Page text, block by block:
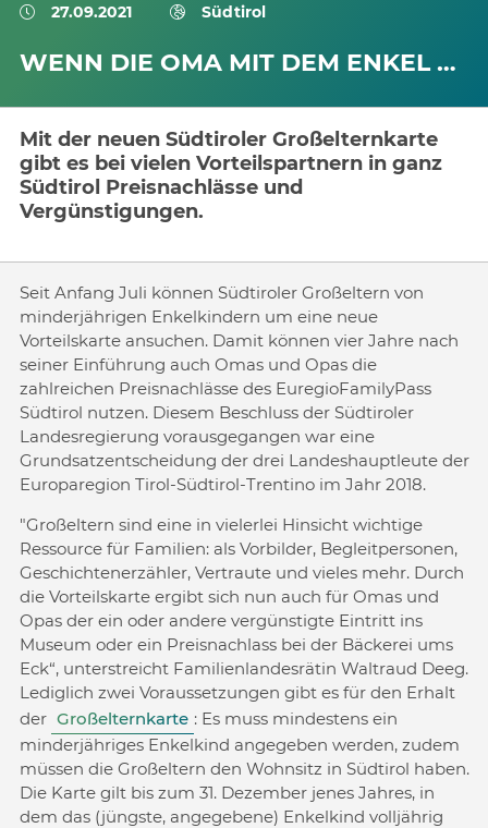
27.09.2021 Südtirol
WENN DIE OMA MIT DEM ENKEL …
Mit der neuen Südtiroler Großelternkarte
gibt es bei vielen Vorteilspartnern in ganz
Südtirol Preisnachlässe und
Vergünstigungen.
Seit Anfang Juli können Südtiroler Großeltern von
minderjährigen Enkelkindern um eine neue
Vorteilskarte ansuchen. Damit können vier Jahre nach
seiner Einführung auch Omas und Opas die
zahlreichen Preisnachlässe des EuregioFamilyPass
Südtirol nutzen. Diesem Beschluss der Südtiroler
Landesregierung vorausgegangen war eine
Grundsatzentscheidung der drei Landeshauptleute der
Europaregion Tirol-Südtirol-Trentino im Jahr 2018.
"Großeltern sind eine in vielerlei Hinsicht wichtige
Ressource für Familien: als Vorbilder, Begleitpersonen,
Geschichtenerzähler, Vertraute und vieles mehr. Durch
die Vorteilskarte ergibt sich nun auch für Omas und
Opas der ein oder andere vergünstigte Eintritt ins
Museum oder ein Preisnachlass bei der Bäckerei ums
Eck“, unterstreicht Familienlandesrätin Waltraud Deeg.
Lediglich zwei Voraussetzungen gibt es für den Erhalt
der Großelternkarte : Es muss mindestens ein
minderjähriges Enkelkind angegeben werden, zudem
müssen die Großeltern den Wohnsitz in Südtirol haben.
Die Karte gilt bis zum 31. Dezember jenes Jahres, in
dem das (jüngste, angegebene) Enkelkind volljährig